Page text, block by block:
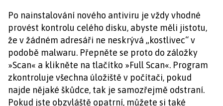
Po nainstalování nového antiviru je vždy vhodné
provést kontrolu celého disku, abyste měli jistotu,
že v žádném adresáři ne neskrývá „kostlivec“ v
podobě malwaru. Přepněte se proto do záložky
»Scan« a klikněte na tlačítko »Full Scan«. Program
zkontroluje všechna úložiště v počítači, pokud
najde nějaké škůdce, tak je samozřejmě odstraní.
Pokud jste obzvláště opatrní, můžete si také